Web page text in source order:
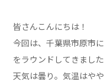
皆さんこんにちは！
今回は、千葉県市原市
をラウンドしてきました
天気は曇り。気温はや